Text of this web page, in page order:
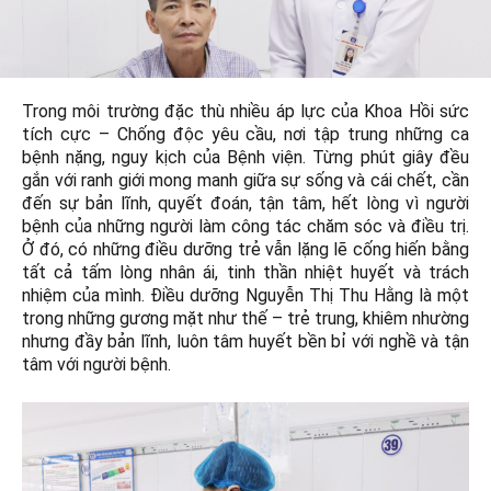
Trong môi trường đặc thù nhiều áp lực của Khoa Hồi sức
tích cực – Chống độc yêu cầu, nơi tập trung những ca
bệnh nặng, nguy kịch của Bệnh viện. Từng phút giây đều
gắn với ranh giới mong manh giữa sự sống và cái chết, cần
đến sự bản lĩnh, quyết đoán, tận tâm, hết lòng vì người
bệnh của những người làm công tác chăm sóc và điều trị.
Ở đó, có những điều dưỡng trẻ vẫn lặng lẽ cống hiến bằng
tất cả tấm lòng nhân ái, tinh thần nhiệt huyết và trách
nhiệm của mình. Điều dưỡng Nguyễn Thị Thu Hằng là một
trong những gương mặt như thế – trẻ trung, khiêm nhường
nhưng đầy bản lĩnh, luôn tâm huyết bền bỉ với nghề và tận
tâm với người bệnh.